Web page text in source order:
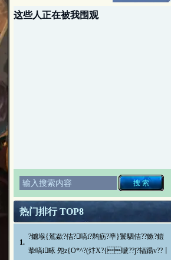
这些人正在被我围观
热门排行 TOP8
1.
?鑢堠{鴐歘?佶?嗃i?鹈疬?凖}鬟駟佶??鏉?鎧
挚嗃i畩 夗z{O*^?(炞Х?{嗁??j?辐踼v??丨